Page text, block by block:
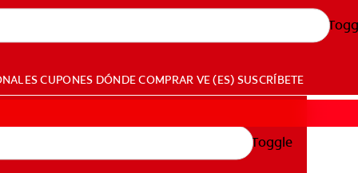
CUPONES DÓNDE COMPRAR VE (ES) SUSCRÍBETE
Toggle